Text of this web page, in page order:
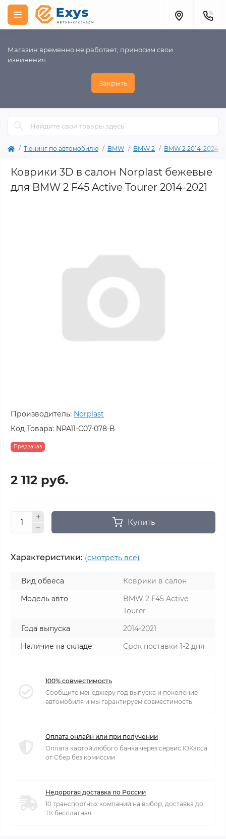
Магазин временно не работает, приносим свои
извинения
Закрыть
Тюнинг по автомобилю BMW BMW 2 BMW 2 2014-2024
Коврики 3D в салон Norplast бежевые
для BMW 2 F45 Active Tourer 2014-2021
Производитель: Norplast
Код Товара: NPA11-C07-078-B
Предзаказ
2 112 руб.
Купить
Характеристики: (смотреть все)
Вид обвеса
Коврики в салон
Модель авто
BMW 2 F45 Active
Tourer
Года выпуска
2014-2021
Наличие на складе
Срок поставки 1-2 дня
100% совместимость
Сообщите менеджеру год выпуска и поколение
автомобиля и мы гарантируем совместимость
Оплата онлайн или при получении
Оплата картой любого банка через сервис ЮКасса
от Сбер без комиссии
Недорогая доставка по России
10 транспортных компаний на выбор, доставка до
ТК бесплатная